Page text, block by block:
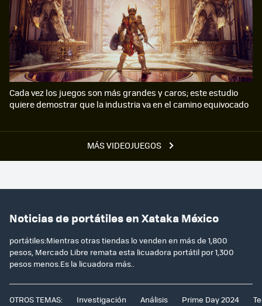
MÁS VIDEOJUEGOS
Cada vez los juegos son más grandes y caros; este estudio
quiere demostrar que la industria va en el camino equivocado
Noticias de portátiles en Xataka México
portátiles:Mientras otras tiendas lo venden en más de 1,800
pesos, Mercado Libre remata esta licuadora portátil por 1,300
pesos menos.Es la licuadora más..
OTROS TEMAS: Investigación Análisis Prime Day 2024